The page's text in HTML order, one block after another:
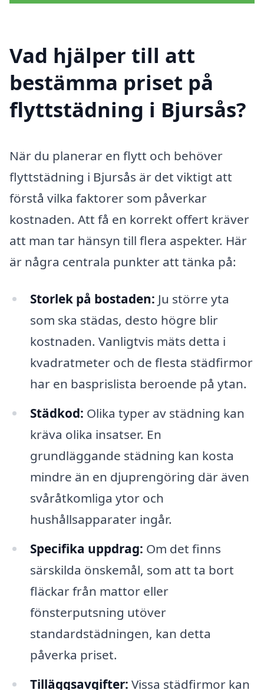
Vad hjälper till att
bestämma priset på
flyttstädning i Bjursås?
När du planerar en flytt och behöver
flyttstädning i Bjursås är det viktigt att
förstå vilka faktorer som påverkar
kostnaden. Att få en korrekt offert kräver
att man tar hänsyn till flera aspekter. Här
är några centrala punkter att tänka på:
Storlek på bostaden: Ju större yta
som ska städas, desto högre blir
kostnaden. Vanligtvis mäts detta i
kvadratmeter och de flesta städfirmor
har en basprislista beroende på ytan.
Städkod: Olika typer av städning kan
kräva olika insatser. En
grundläggande städning kan kosta
mindre än en djuprengöring där även
svåråtkomliga ytor och
hushållsapparater ingår.
Specifika uppdrag: Om det finns
särskilda önskemål, som att ta bort
fläckar från mattor eller
fönsterputsning utöver
standardstädningen, kan detta
påverka priset.
Tilläggsavgifter: Vissa städfirmor kan